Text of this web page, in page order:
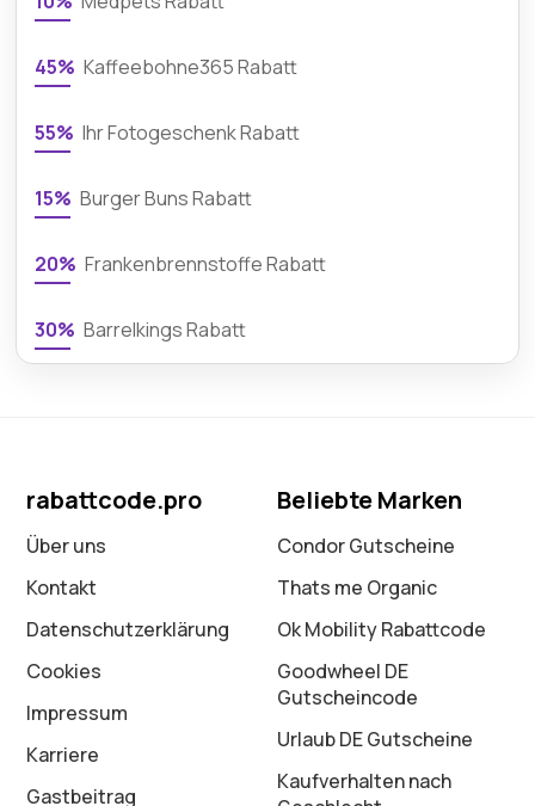
45% Kaffeebohne365 Rabatt
55% Ihr Fotogeschenk Rabatt
15% Burger Buns Rabatt
20% Frankenbrennstoffe Rabatt
30% Barrelkings Rabatt
rabattcode.pro
Über uns
Kontakt
Datenschutz­erklärung
Cookies
Impressum
Karriere
Gastbeitrag
Beliebte Marken
Condor Gutscheine
Thats me Organic
Ok Mobility Rabattcode
Goodwheel DE
Gutscheincode
Urlaub DE Gutscheine
Kaufverhalten nach